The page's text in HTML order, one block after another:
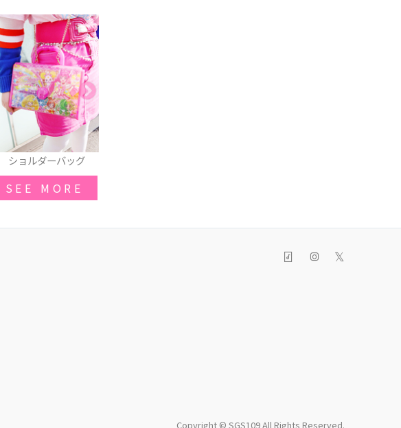
リング
SEE MORE
𝕏
Copyright © SGS109 All Rights Reserved.